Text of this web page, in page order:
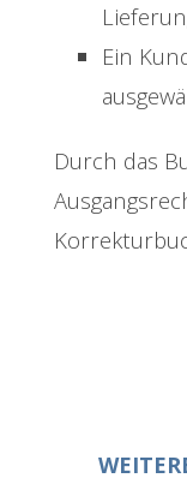
Ein
Durch das